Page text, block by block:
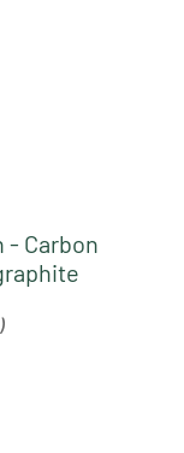
- Carbon